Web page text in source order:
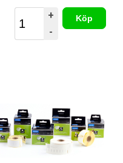
+
-
Köp